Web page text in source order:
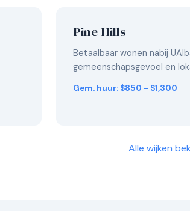
Pine Hills
Betaalbaar wonen nabij
gemeenschapsgevoel en
Gem. huur: $850 - $1,300
Alle wijken